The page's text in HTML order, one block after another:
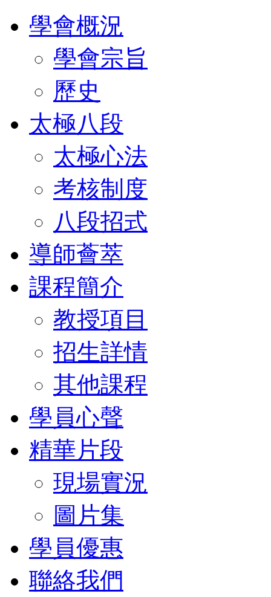
學會概況
學會宗旨
歷史
太極八段
太極心法
考核制度
八段招式
導師薈萃
課程簡介
教授項目
招生詳情
其他課程
學員心聲
精華片段
現場實況
圖片集
學員優惠
聯絡我們